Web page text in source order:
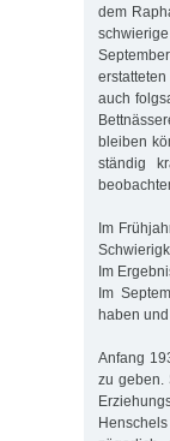
dem
auch
bleiben
ständig
Im
Im
Im
haben
Anfang
zu geben.